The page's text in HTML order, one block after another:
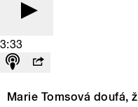
3:33
Marie Tomsová doufá,